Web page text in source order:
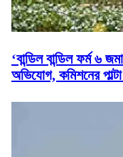
‘বান্ডিল বান্ডিল ফর্ম ৬
অভিযোগ, কমিশনের